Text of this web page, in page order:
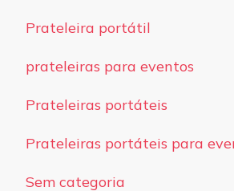
Prateleira portátil
prateleiras para eventos
Prateleiras portáteis
Prateleiras portáteis para
Sem categoria